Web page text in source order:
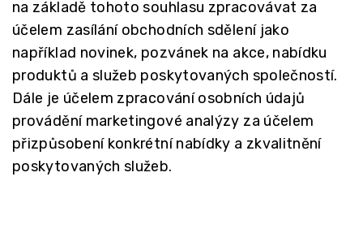
na základě tohoto souhlasu zpracovávat za
účelem zasílání obchodních sdělení jako
například novinek, pozvánek na akce, nabídku
produktů a služeb poskytovaných společností.
Dále je účelem zpracování osobních údajů
provádění marketingové analýzy za účelem
přizpůsobení konkrétní nabídky a zkvalitnění
poskytovaných služeb.